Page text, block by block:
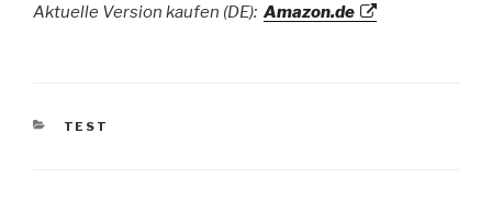
Aktuelle Version kaufen (DE): Amazon.de
KATEGORIEN
TEST